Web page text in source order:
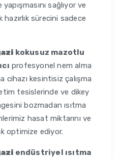
sağlıyor ve
sürecini sadece
kokusuz mazotlu
profesyonel nem alma
cihazı kesintisiz çalışma
tesislerinde ve dikey
bozmadan ısıtma
hasat miktarını ve
optimize ediyor.
endüstriyel ısıtma